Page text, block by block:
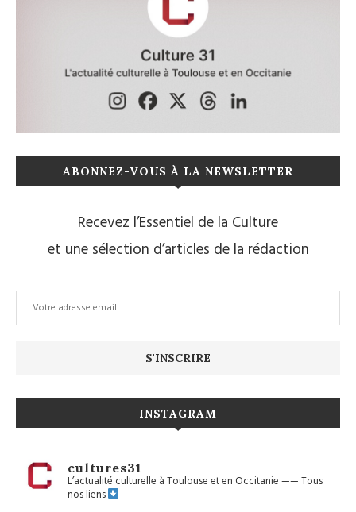
ABONNEZ-VOUS À LA NEWSLETTER
Recevez l’Essentiel de la Culture
et une sélection d’articles de la rédaction
INSTAGRAM
cultures31
L’actualité culturelle à Toulouse et en Occitanie——Tous
nos liens